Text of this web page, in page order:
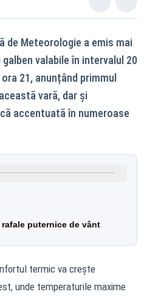
de Meteorologie a emis mai
valabile în intervalul 20
21, anunțând primmul
vară, dar și
accentuată în numeroase
puternice de vânt
termic va crește
unde temperaturile maxime